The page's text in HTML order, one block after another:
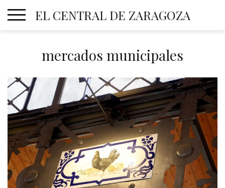
EL CENTRAL DE ZARAGOZA
mercados municipales